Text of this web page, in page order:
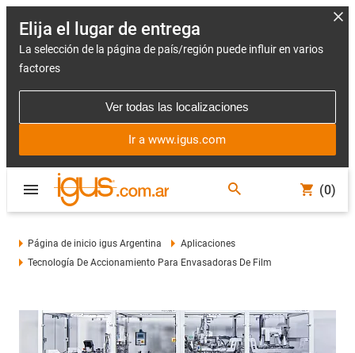
Elija el lugar de entrega
La selección de la página de país/región puede influir en varios
factores
Ver todas las localizaciones
Ir a www.igus.com
(0)
Página de inicio igus Argentina
Aplicaciones
Tecnología De Accionamiento Para Envasadoras De Film